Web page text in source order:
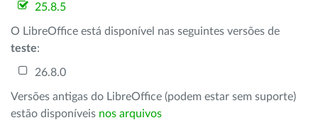
25.8.5
O LibreOffice está disponível nas seguintes versões de
teste:
26.8.0
Versões antigas do LibreOffice (podem estar sem suporte)
estão disponíveis nos arquivos